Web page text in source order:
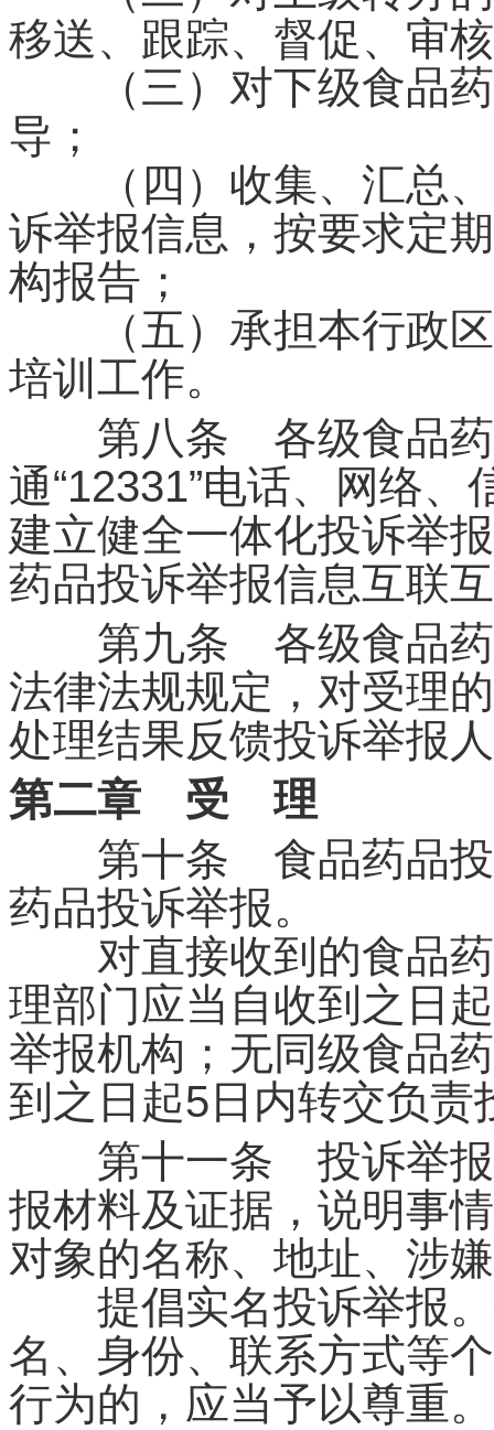
移送、跟踪、督促、审
（三）对下级食品药
导；
（四）收集、汇总、
诉举报信息，按要求定
构报告；
（五）承担本行政区
培训工作。
第八条 各级食品药
通“12331”电话、网络
建立健全一体化投诉举
药品投诉举报信息互联
第九条 各级食品药
法律法规规定，对受理
处理结果反馈投诉举报
第二章 受 理
第十条 食品药品投
药品投诉举报。
对直接收到的食品药
理部门应当自收到之日
举报机构；无同级食品
到之日起5日内转交负
第十一条 投诉举报
报材料及证据，说明事
对象的名称、地址、涉
提倡实名投诉举报。
名、身份、联系方式等
行为的，应当予以尊重。